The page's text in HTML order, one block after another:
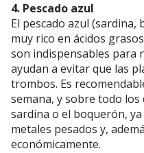
4. Pescado azul
El pescado azul (sardina,
muy rico en ácidos
son indispensables para
ayudan a evitar que las
trombos. Es
semana, y sobre todo
sardina o el boquerón,
metales pesados y,
económicamente.